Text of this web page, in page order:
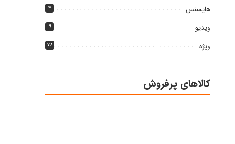
هایسنس ۴
ویدیو ۹
ویژه ۷۸
کالاهای پرفروش